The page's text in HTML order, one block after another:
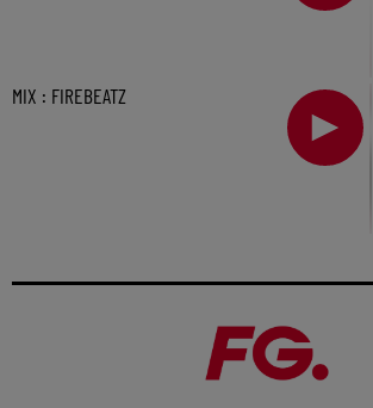
MIX : FIREBEATZ